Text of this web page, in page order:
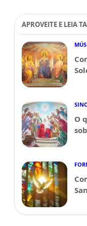
APROVEITE E LEIA
O